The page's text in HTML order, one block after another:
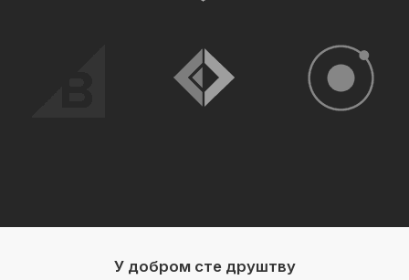
У добром сте друштву